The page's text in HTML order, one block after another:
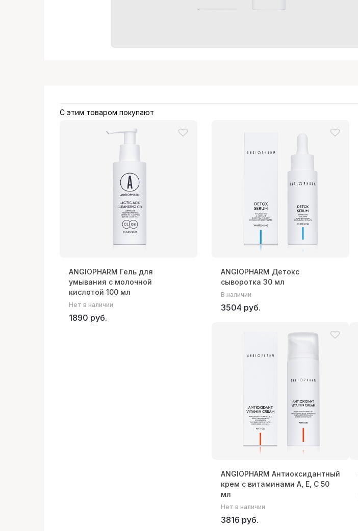
С этим товаром покупают
ANGIOPHARM Гель для
умывания с молочной
кислотой 100 мл
Нет в наличии
1890 руб.
ANGIOPHARM Детокс
сыворотка 30 мл
В наличии
3504 руб.
ANGIOPHARM Антиоксидантный
крем с витаминами A, E, C 50
мл
Нет в наличии
3816 руб.